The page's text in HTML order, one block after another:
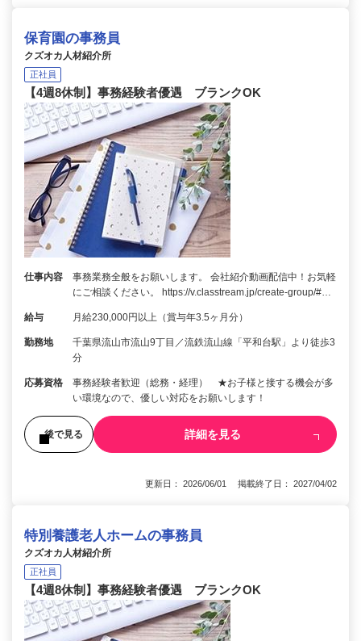
保育園の事務員
クズオカ人材紹介所
正社員
【4週8休制】事務経験者優遇 ブランクOK
仕事内容
事務業務全般をお願いします。 会社紹介動画配信中！お気軽
にご相談ください。 https://v.classtream.jp/create-group/#…
給与 月給230,000円以上（賞与年3.5ヶ月分）
勤務地
千葉県流山市流山9丁目／流鉄流山線「平和台駅」より徒歩3
分
応募資格
事務経験者歓迎（総務・経理） ★お子様と接する機会が多
い環境なので、優しい対応をお願いします！
後で見る 詳細を見る
更新日： 2026/06/01 掲載終了日： 2027/04/02
特別養護老人ホームの事務員
クズオカ人材紹介所
正社員
【4週8休制】事務経験者優遇 ブランクOK